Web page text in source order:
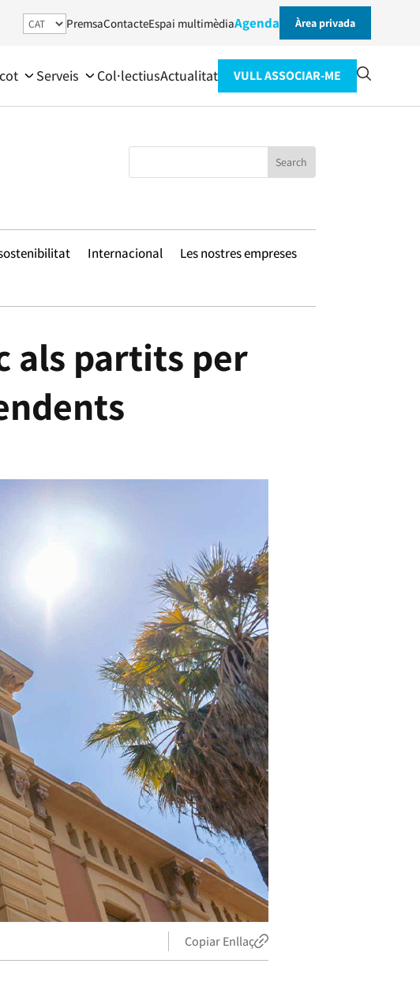
PremsaContacteEspai multimèdiaAgenda Àrea privada
Serveis Col·lectiusActualitat VULL ASSOCIAR-ME
Internacional
Les nostres empreses
als partits per
Copiar Enllaç